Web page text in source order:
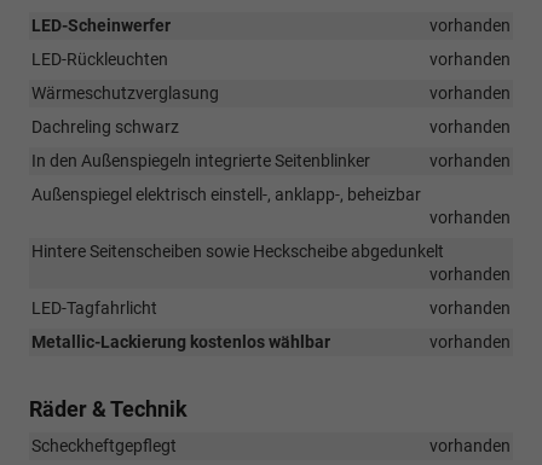
LED-Scheinwerfer
vorhanden
LED-Rückleuchten
vorhanden
Wärmeschutzverglasung
vorhanden
Dachreling schwarz
vorhanden
In den Außenspiegeln integrierte Seitenblinker
vorhanden
Außenspiegel elektrisch einstell-, anklapp-, beheizbar
vorhanden
Hintere Seitenscheiben sowie Heckscheibe abgedunkelt
vorhanden
LED-Tagfahrlicht
vorhanden
Metallic-Lackierung kostenlos wählbar
vorhanden
Räder & Technik
Scheckheftgepflegt
vorhanden